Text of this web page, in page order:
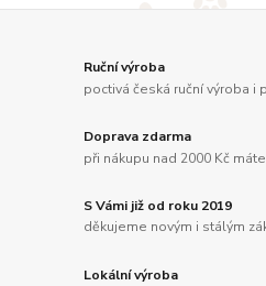
Ruční výroba
poctivá česká ruční výroba i
Doprava zdarma
při nákupu nad 2000 Kč
S Vámi již od roku 2019
děkujeme novým i stálým
Lokální výroba